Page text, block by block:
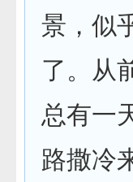
景，似
了。从
总有一
路撒冷